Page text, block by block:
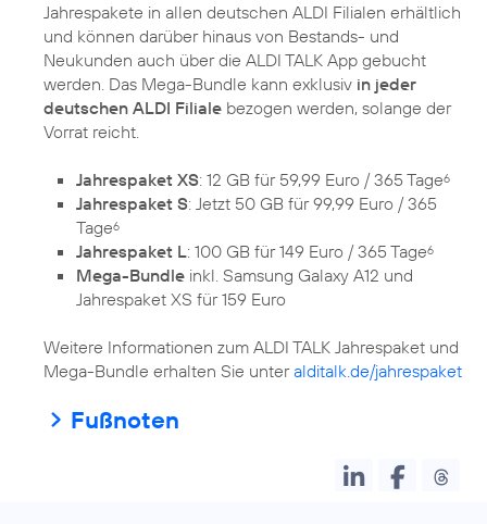
Jahrespakete in allen deutschen ALDI Filialen erhältlich
und können darüber hinaus von Bestands- und
Neukunden auch über die ALDI TALK App gebucht
werden. Das Mega-Bundle kann exklusiv in jeder
deutschen ALDI Filiale bezogen werden, solange der
Vorrat reicht.
Jahrespaket XS: 12 GB für 59,99 Euro / 365 Tage6
Jahrespaket S: Jetzt 50 GB für 99,99 Euro / 365
Tage6
Jahrespaket L: 100 GB für 149 Euro / 365 Tage6
Mega-Bundle inkl. Samsung Galaxy A12 und
Jahrespaket XS für 159 Euro
Weitere Informationen zum ALDI TALK Jahrespaket und
Mega-Bundle erhalten Sie unteralditalk.de/jahrespaket
Fußnoten